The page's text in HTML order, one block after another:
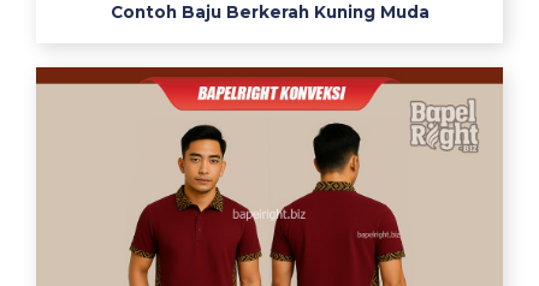
Contoh Baju Berkerah Kuning Muda